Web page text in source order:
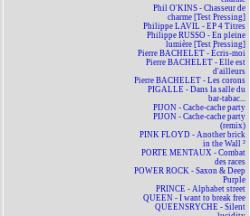
Phil O'KINS - Chasseur de
charme [Test Pressing]
Philippe LAVIL - EP 4 Titres
Philippe RUSSO - En pleine
lumière [Test Pressing]
Pierre BACHELET - Écris-moi
Pierre BACHELET - Elle est
d'ailleurs
Pierre BACHELET - Les corons
PIGALLE - Dans la salle du
bar-tabac...
PIJON - Cache-cache party
PIJON - Cache-cache party
(remix)
PINK FLOYD - Another brick
in the Wall ²
PORTE MENTAUX - Combat
des races
POWER ROCK - Saxon & Deep
Purple
PRINCE - Alphabet street
QUEEN - I want to break free
QUEENSRYCHE - Silent